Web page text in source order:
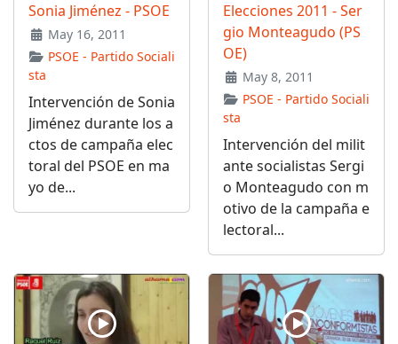
Sonia Jiménez - PSOE
May 16, 2011
PSOE - Partido Sociali
sta
Intervención de Sonia
Jiménez durante los a
ctos de campaña elec
toral del PSOE en ma
yo de...
Elecciones 2011 - Ser
gio Monteagudo (PS
OE)
May 8, 2011
PSOE - Partido Sociali
sta
Intervención del milit
ante socialistas Sergi
o Monteagudo con m
otivo de la campaña e
lectoral...